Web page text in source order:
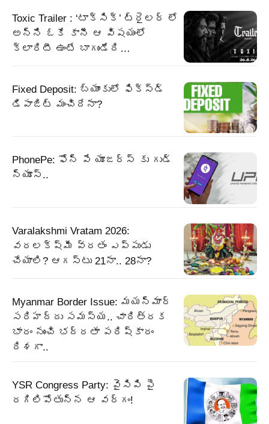
Toxic Trailer : ‘టాక్సిక్’ ట్రైలర్ లో
అన్ని ఓకే కానీ ఆ విషయంలో
క్లారిటీ ఉంటే బాగుండేది…
Fixed Deposit: బ్యాంకులో ఫిక్స్డ్
డిపాజిట్ మంచిదేనా?
PhonePe: ఫోన్ పే యూజర్స్ కు గుడ్
న్యూస్..
Varalakshmi Vratam 2026:
వరలక్ష్మీ వ్రతం ఎప్పుడు
చేయాలి? ఆగస్టు 21నా.. 28నా?
Myanmar Border Issue: మయన్మార్‌
సరిహద్దు సమస్య.. చారిత్రక
భారం నుంచి భద్రతా పరిష్కారం
దిశగా..
YSR Congress Party: వైసిపి పై
రగిలిపోతున్న ఆ వర్గం!